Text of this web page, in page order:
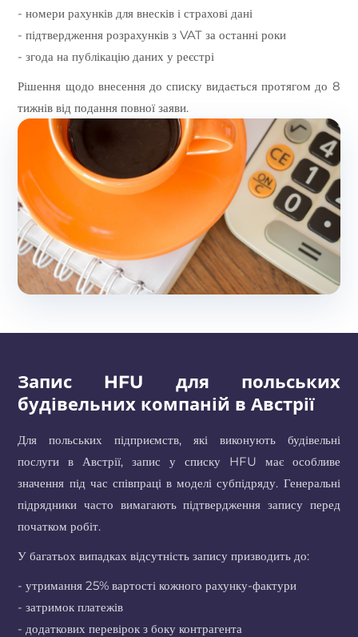
- номери рахунків для внесків і страхові дані
- підтвердження розрахунків з VAT за останні роки
- згода на публікацію даних у реєстрі
Рішення щодо внесення до списку видається протягом до 8
тижнів від подання повної заяви.
Запис HFU для польських
будівельних компаній в Австрії
Для польських підприємств, які виконують будівельні
послуги в Австрії, запис у списку HFU має особливе
значення під час співпраці в моделі субпідряду. Генеральні
підрядники часто вимагають підтвердження запису перед
початком робіт.
У багатьох випадках відсутність запису призводить до:
- утримання 25% вартості кожного рахунку-фактури
- затримок платежів
- додаткових перевірок з боку контрагента